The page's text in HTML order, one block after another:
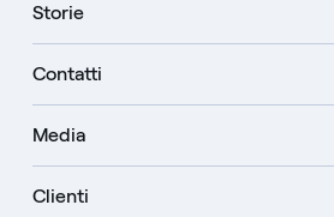
Storie
Contatti
Media
Clienti